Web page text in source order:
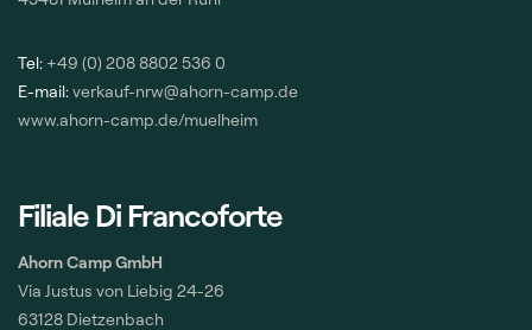
Tel: +49 (0) 208 8802 536 0
E-mail:verkauf-nrw@ahorn-camp.de
www.ahorn-camp.de/muelheim
Filiale Di Francoforte
Ahorn Camp GmbH
Via Justus von Liebig 24-26
63128 Dietzenbach